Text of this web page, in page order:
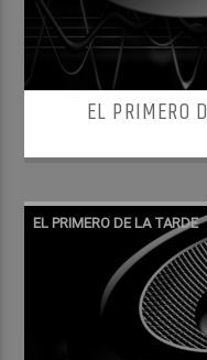
EL PRIMERO
EL PRIMERO DE LA TARDE